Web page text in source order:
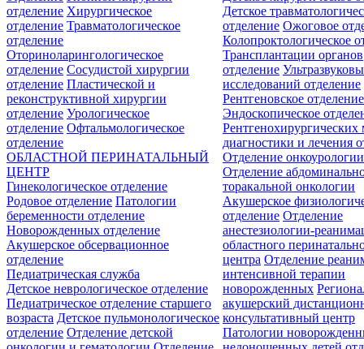
отделение Хирургическое
отделение Травматологическое
отделение
Оториноларингологическое
отделение Сосудистой хирургии
отделение Пластической и
реконструктивной хирургии
отделение Урологическое
отделение Офтальмологическое
отделение
Детское
отделение Ожоговое
Колопроктологическое
Трансплантации органов
отделение
исследований отделение
Рентгеновское отделение
Эндоскопическое
Рентгенохирургических
диагностики и лечения
Отделение онкоурологии
Отделение
торакальной онкологии
ОБЛАСТНОЙ ПЕРИНАТАЛЬНЫЙ
ЦЕНТР
Гинекологическое отделение
Родовое отделение Патологии
беременности отделение
Новорожденных отделение
Акушерское обсервационное
отделение
Акушерское
отделение Отделение
анестезиологии-
областного
центра Отделение
интенсивной терапии
новорожденных
акушерский
консультативный центр
Патологии
Педиатрическая служба
Детское неврологическое отделение
Педиатрическое отделение старшего
возраста Детское пульмонологическое
отделение Отделение детской